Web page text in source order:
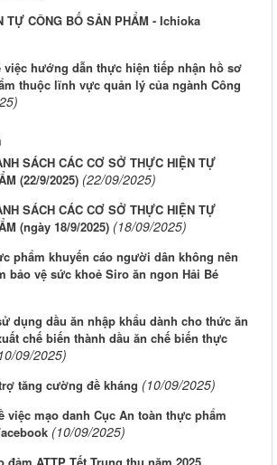
TỰ CÔNG BỐ SẢN PHẨM - Ichioka
việc hướng dẫn thực hiện tiếp nhận hồ sơ
thuộc lĩnh vực quản lý của ngành Công
SÁCH CÁC CƠ SỞ THỰC HIỆN TỰ
(22/9/2025) (22/09/2025)
SÁCH CÁC CƠ SỞ THỰC HIỆN TỰ
(ngày 18/9/2025) (18/09/2025)
phẩm khuyến cáo người dân không nên
bảo vệ sức khoẻ Siro ăn ngon Hải Bé
dụng dầu ăn nhập khẩu dành cho thức ăn
chế biến thành dầu ăn chế biến thực
09/2025)
tăng cường đề kháng (10/09/2025)
việc mạo danh Cục An toàn thực phẩm
(10/09/2025)
đảm ATTP Tết Trung thu năm 2025